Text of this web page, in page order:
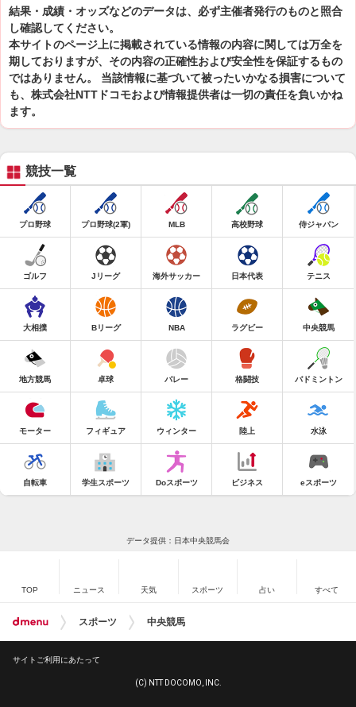
結果・成績・オッズなどのデータは、必ず主催者発行のものと照合
し確認してください。
本サイトのページ上に掲載されている情報の内容に関しては万全を
期しておりますが、その内容の正確性および安全性を保証するもの
ではありません。 当該情報に基づいて被ったいかなる損害について
も、株式会社NTTドコモおよび情報提供者は一切の責任を負いかね
ます。
競技一覧
プロ野球 プロ野球(2軍) MLB 高校野球 侍ジャパン
ゴルフ Jリーグ 海外サッカー 日本代表 テニス
大相撲 Bリーグ NBA ラグビー 中央競馬
地方競馬 卓球 バレー 格闘技 バドミントン
モーター フィギュア ウィンター 陸上 水泳
自転車 学生スポーツ Doスポーツ ビジネス eスポーツ
データ提供：日本中央競馬会
TOP ニュース 天気 スポーツ 占い すべて
スポーツ 中央競馬
サイトご利用にあたって
(C) NTT DOCOMO, INC.